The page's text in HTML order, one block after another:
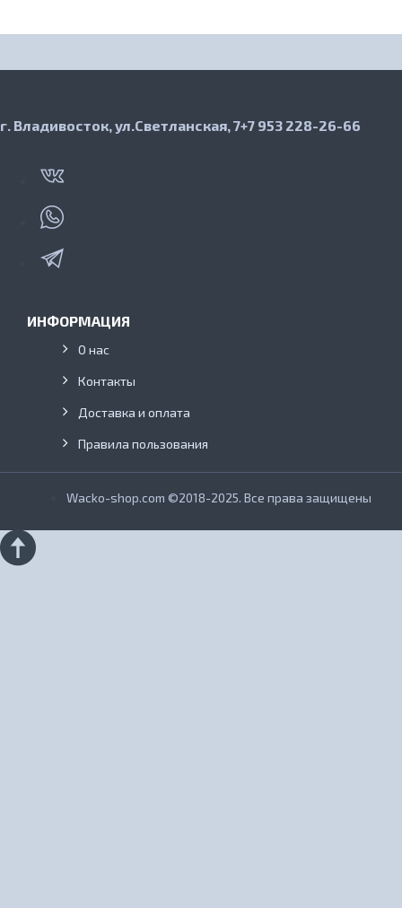
г. Владивосток, ул.Светланская, 7+7 953 228-26-66
ИНФОРМАЦИЯ
О нас
Контакты
Доставка и оплата
Правила пользования
Wacko-shop.com ©2018-2025. Все права защищены